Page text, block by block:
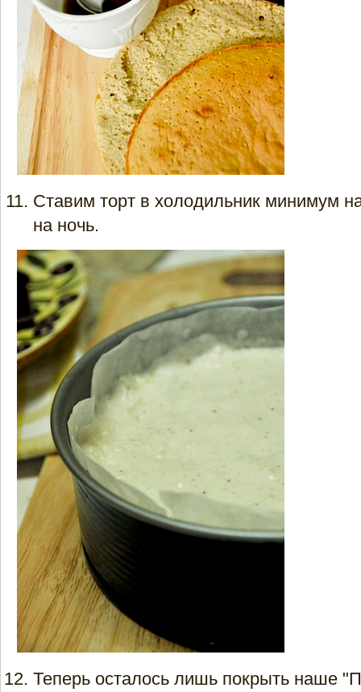
Ставим торт в холодильник минимум
на ночь.
Теперь осталось лишь покрыть наше